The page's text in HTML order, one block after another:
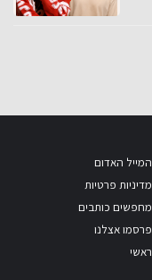
המייל האדום
מדיניות פרטיות
מחפשים כותבים
פרסמו אצלנו
ראשי